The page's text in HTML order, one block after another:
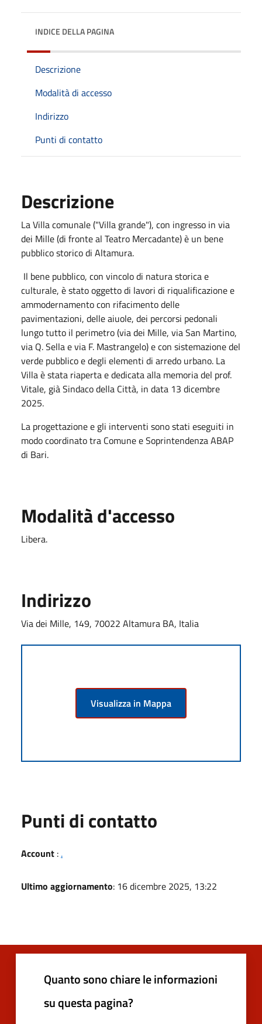
INDICE DELLA PAGINA
Descrizione
Modalità di accesso
Indirizzo
Punti di contatto
Descrizione
La Villa comunale ("Villa grande"), con ingresso in via
dei Mille (di fronte al Teatro Mercadante) è un bene
pubblico storico di Altamura.
Il bene pubblico, con vincolo di natura storica e
culturale, è stato oggetto di lavori di riqualificazione e
ammodernamento con rifacimento delle
pavimentazioni, delle aiuole, dei percorsi pedonali
lungo tutto il perimetro (via dei Mille, via San Martino,
via Q. Sella e via F. Mastrangelo) e con sistemazione del
verde pubblico e degli elementi di arredo urbano. La
Villa è stata riaperta e dedicata alla memoria del prof.
Vitale, già Sindaco della Città, in data 13 dicembre
2025.
La progettazione e gli interventi sono stati eseguiti in
modo coordinato tra Comune e Soprintendenza ABAP
di Bari.
Modalità d'accesso
Libera.
Indirizzo
Via dei Mille, 149, 70022 Altamura BA, Italia
Visualizza in Mappa
Punti di contatto
Account : .
Ultimo aggiornamento: 16 dicembre 2025, 13:22
Quanto sono chiare le informazioni
su questa pagina?